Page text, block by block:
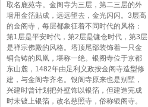
取名鹿苑寺。金阁寺为三层，第二三层的外
墙用金箔贴成，远远望去，金光闪闪。3层高
的金阁寺，每层都象征着不同时代的风格：
第1层是平安时代，第2层是镰仓时代，第3层
是禅宗佛殿的风格。塔顶尾部装饰着一只金
铜合铸的凤凰，堪称一绝。银阁寺位于京都
东山麓，1482年由足利义政按金阁寺造型修
建，与金阁寺齐名。银阁寺原来也是别墅，
兴建时曾计划把外壁饰以银箔，但建造完成
时未镀上银箔，改名慈照寺，俗称银阁寺。